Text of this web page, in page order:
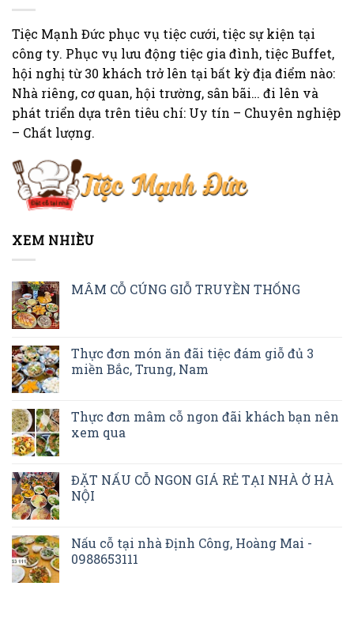
Tiệc Mạnh Đức phục vụ tiệc cưới, tiệc sự kiện tại
công ty. Phục vụ lưu động tiệc gia đình, tiệc Buffet,
hội nghị từ 30 khách trở lên tại bất kỳ địa điểm nào:
Nhà riêng, cơ quan, hội trường, sân bãi… đi lên và
phát triển dựa trên tiêu chí: Uy tín – Chuyên nghiệp
– Chất lượng.
XEM NHIỀU
MÂM CỖ CÚNG GIỖ TRUYỀN THỐNG
Thực đơn món ăn đãi tiệc đám giỗ đủ 3
miền Bắc, Trung, Nam
Thực đơn mâm cỗ ngon đãi khách bạn nên
xem qua
ĐẶT NẤU CỖ NGON GIÁ RẺ TẠI NHÀ Ở HÀ
NỘI
Nấu cỗ tại nhà Định Công, Hoàng Mai -
0988653111